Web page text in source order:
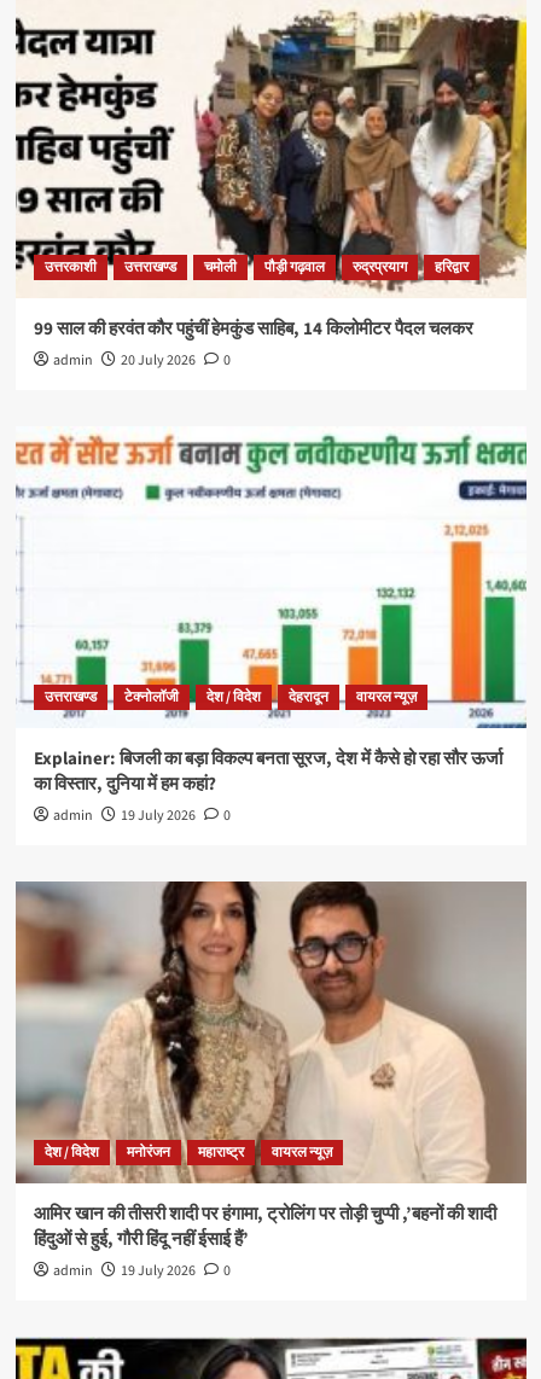
उत्तरकाशी उत्तराखण्ड चमोली पौड़ी गढ़वाल रुद्रप्रयाग हरिद्वार
99 साल की हरवंत कौर पहुंचीं हेमकुंड साहिब, 14 किलोमीटर पैदल चलकर
admin 20 July 2026 0
उत्तराखण्ड टेक्नोलॉजी देश / विदेश देहरादून वायरल न्यूज़
Explainer: बिजली का बड़ा विकल्प बनता सूरज, देश में कैसे हो रहा सौर ऊर्जा
का विस्तार, दुनिया में हम कहां?
admin 19 July 2026 0
देश / विदेश मनोरंजन महाराष्ट्र वायरल न्यूज़
आमिर खान की तीसरी शादी पर हंगामा, ट्रोलिंग पर तोड़ी चुप्पी ,’बहनों की शादी
हिंदुओं से हुई, गौरी हिंदू नहीं ईसाई हैं’
admin 19 July 2026 0